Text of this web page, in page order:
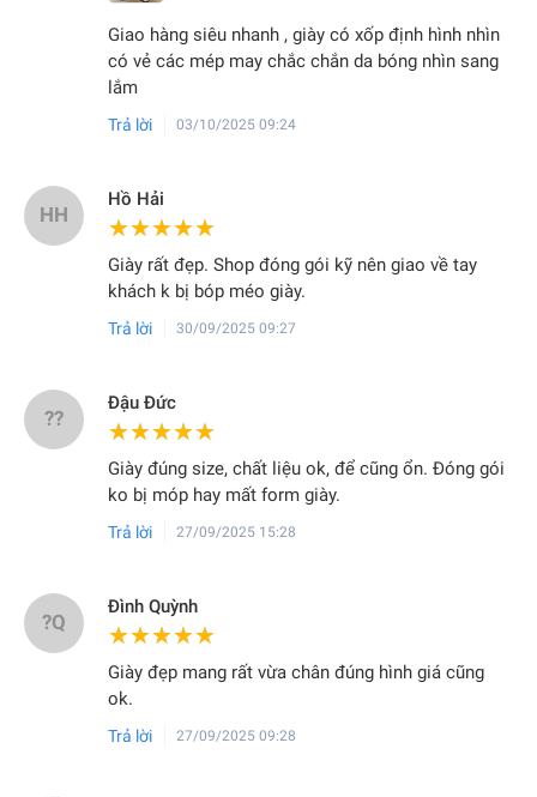
Giao hàng siêu nhanh , giày có xốp định hình nhìn
có vẻ các mép may chắc chắn da bóng nhìn sang
lắm
Trả lời 03/10/2025 09:24
HH
Hồ Hải
★★★★★
★★★★★
Giày rất đẹp. Shop đóng gói kỹ nên giao về tay
khách k bị bóp méo giày.
Trả lời 30/09/2025 09:27
??
Đậu Đức
★★★★★
★★★★★
Giày đúng size, chất liệu ok, để cũng ổn. Đóng gói
ko bị móp hay mất form giày.
Trả lời 27/09/2025 15:28
?Q
Đình Quỳnh
★★★★★
★★★★★
Giày đẹp mang rất vừa chân đúng hình giá cũng
ok.
Trả lời 27/09/2025 09:28